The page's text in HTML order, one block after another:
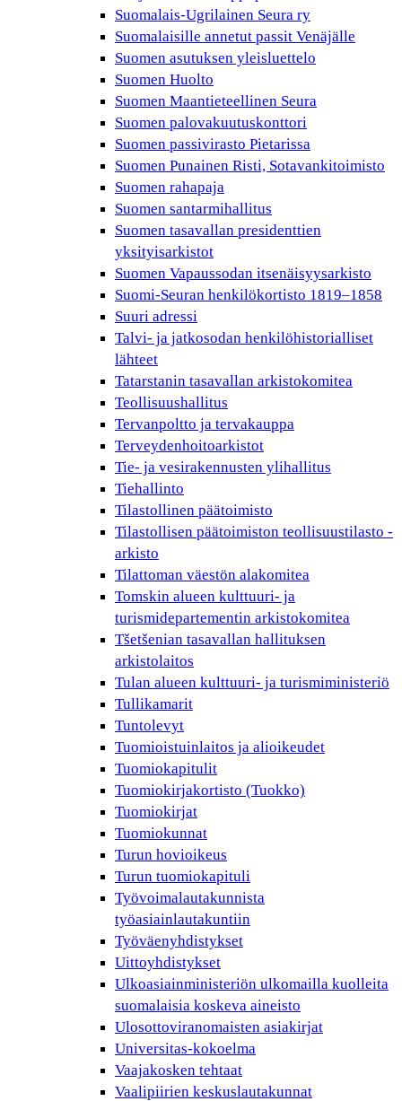
Suomalais-Ugrilainen Seura ry
Suomalaisille annetut passit Venäjälle
Suomen asutuksen yleisluettelo
Suomen Huolto
Suomen Maantieteellinen Seura
Suomen palovakuutuskonttori
Suomen passivirasto Pietarissa
Suomen Punainen Risti, Sotavankitoimisto
Suomen rahapaja
Suomen santarmihallitus
Suomen tasavallan presidenttien
yksityisarkistot
Suomen Vapaussodan itsenäisyysarkisto
Suomi-Seuran henkilökortisto 1819–1858
Suuri adressi
Talvi- ja jatkosodan henkilöhistorialliset
lähteet
Tatarstanin tasavallan arkistokomitea
Teollisuushallitus
Tervanpoltto ja tervakauppa
Terveydenhoitoarkistot
Tie- ja vesirakennusten ylihallitus
Tiehallinto
Tilastollinen päätoimisto
Tilastollisen päätoimiston teollisuustilasto -
arkisto
Tilattoman väestön alakomitea
Tomskin alueen kulttuuri- ja
turismidepartementin arkistokomitea
Tšetšenian tasavallan hallituksen
arkistolaitos
Tulan alueen kulttuuri- ja turismiministeriö
Tullikamarit
Tuntolevyt
Tuomioistuinlaitos ja alioikeudet
Tuomiokapitulit
Tuomiokirjakortisto (Tuokko)
Tuomiokirjat
Tuomiokunnat
Turun hovioikeus
Turun tuomiokapituli
Työvoimalautakunnista
työasiainlautakuntiin
Työväenyhdistykset
Uittoyhdistykset
Ulkoasiainministeriön ulkomailla kuolleita
suomalaisia koskeva aineisto
Ulosottoviranomaisten asiakirjat
Universitas-kokoelma
Vaajakosken tehtaat
Vaalipiirien keskuslautakunnat